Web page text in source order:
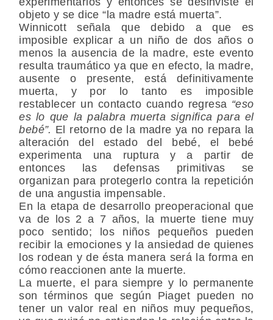
objeto y se dice “la madre está muerta”.
Winnicott señala que debido a que es
imposible explicar a un niño de dos años o
menos la ausencia de la madre, este evento
resulta traumático ya que en efecto, la madre,
ausente o presente, está definitivamente
muerta, y por lo tanto es imposible
restablecer un contacto cuando regresa “eso
es lo que la palabra muerta significa para el
bebé”. El retorno de la madre ya no repara la
alteración del estado del bebé, el bebé
experimenta una ruptura y a partir de
entonces las defensas primitivas se
organizan para protegerlo contra la repetición
de una angustia impensable.
En la etapa de desarrollo preoperacional que
va de los 2 a 7 años, la muerte tiene muy
poco sentido; los niños pequeños pueden
recibir la emociones y la ansiedad de quienes
los rodean y de ésta manera será la forma en
cómo reaccionen ante la muerte.
La muerte, el para siempre y lo permanente
son términos que según Piaget pueden no
tener un valor real en niños muy pequeños,